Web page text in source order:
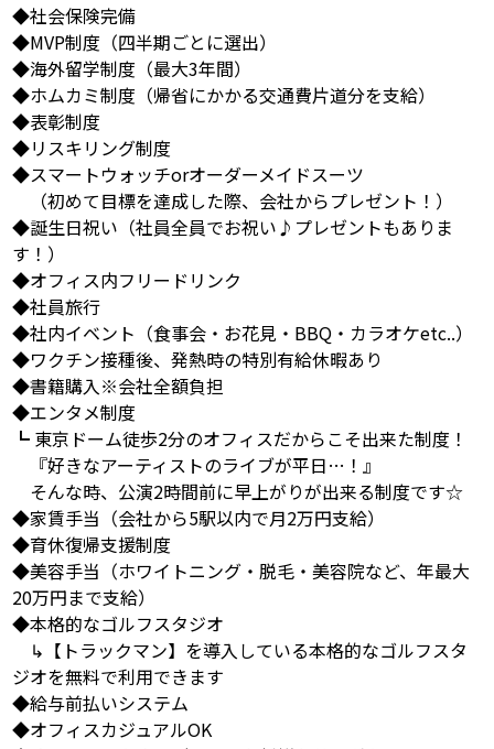
◆社会保険完備
◆MVP制度（四半期ごとに選出）
◆海外留学制度（最大3年間）
◆ホムカミ制度（帰省にかかる交通費片道分を支給）
◆表彰制度
◆リスキリング制度
◆スマートウォッチorオーダーメイドスーツ
（初めて目標を達成した際、会社からプレゼント！）
◆誕生日祝い（社員全員でお祝い♪プレゼントもありま
す！）
◆オフィス内フリードリンク
◆社員旅行
◆社内イベント（食事会・お花見・BBQ・カラオケetc..）
◆ワクチン接種後、発熱時の特別有給休暇あり
◆書籍購入※会社全額負担
◆エンタメ制度
┗ 東京ドーム徒歩2分のオフィスだからこそ出来た制度！
『好きなアーティストのライブが平日…！』
そんな時、公演2時間前に早上がりが出来る制度です☆
◆家賃手当（会社から5駅以内で月2万円支給）
◆育休復帰支援制度
◆美容手当（ホワイトニング・脱毛・美容院など、年最大
20万円まで支給）
◆本格的なゴルフスタジオ
↳【トラックマン】を導入している本格的なゴルフスタ
ジオを無料で利用できます
◆給与前払いシステム
◆オフィスカジュアルOK